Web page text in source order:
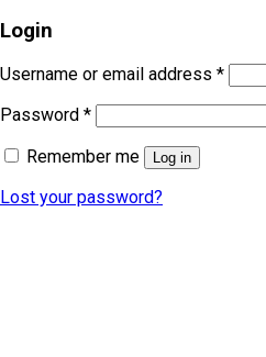
Login
Username or email address *
Password *
Remember me
Log in
Lost your password?